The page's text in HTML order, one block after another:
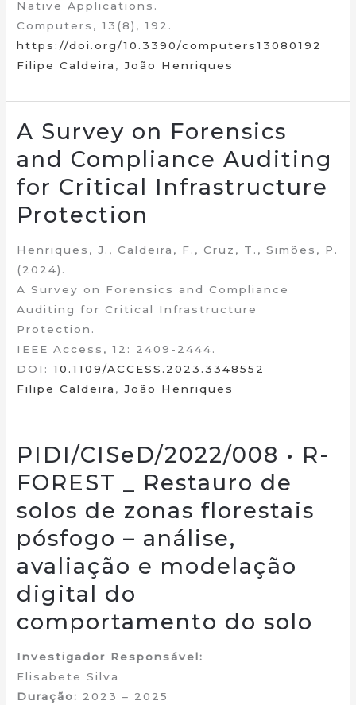
Native Applications.
Computers, 13(8), 192.
https://doi.org/10.3390/computers13080192
Filipe Caldeira ,João Henriques
A Survey on Forensics
and Compliance Auditing
for Critical Infrastructure
Protection
Henriques, J., Caldeira, F., Cruz, T., Simões, P.
(2024).
A Survey on Forensics and Compliance
Auditing for Critical Infrastructure
Protection.
IEEE Access, 12: 2409-2444.
DOI:10.1109/ACCESS.2023.3348552
Filipe Caldeira ,João Henriques
PIDI/CISeD/2022/008 • R-
FOREST _ Restauro de
solos de zonas florestais
pósfogo – análise,
avaliação e modelação
digital do
comportamento do solo
Investigador Responsável:
Elisabete Silva
Duração: 2023 – 2025